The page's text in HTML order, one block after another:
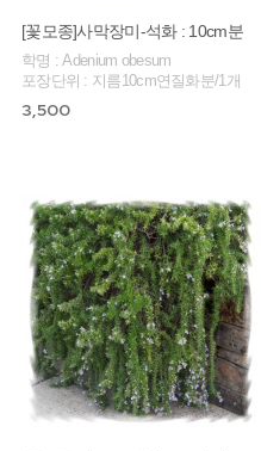
[꽃모종]사막장미-석화 : 10cm분
학명 : Adenium obesum
포장단위 : 지름10cm연질화분/1개
3,500